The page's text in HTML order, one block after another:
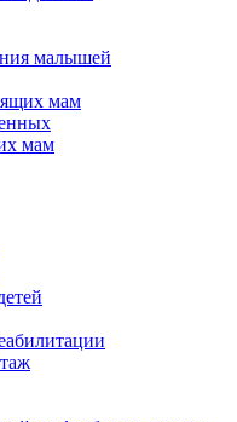
малышей
мам
мам